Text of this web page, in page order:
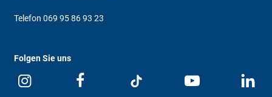
Telefon 069 95 86 93 23
Folgen Sie uns